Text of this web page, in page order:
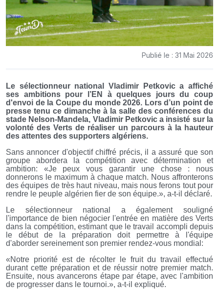
Publié le : 31 Mai 2026
Le sélectionneur national Vladimir Petkovic a affiché
ses ambitions pour l’EN à quelques jours du coup
d'envoi de la Coupe du monde 2026. Lors d’un point de
presse tenu ce dimanche à la salle des conférences du
stade Nelson-Mandela, Vladimir Petkovic a insisté sur la
volonté des Verts de réaliser un parcours à la hauteur
des attentes des supporters algériens.
Sans annoncer d'objectif chiffré précis, il a assuré que son
groupe abordera la compétition avec détermination et
ambition: «Je peux vous garantir une chose : nous
donnerons le maximum à chaque match. Nous affronterons
des équipes de très haut niveau, mais nous ferons tout pour
rendre le peuple algérien fier de son équipe.», a-t-il déclaré.
Le sélectionneur national a également souligné
l'importance de bien négocier l'entrée en matière des Verts
dans la compétition, estimant que le travail accompli depuis
le début de la préparation doit permettre à l'équipe
d'aborder sereinement son premier rendez-vous mondial:
«Notre priorité est de récolter le fruit du travail effectué
durant cette préparation et de réussir notre premier match.
Ensuite, nous avancerons étape par étape, avec l'ambition
de progresser dans le tournoi.», a-t-il expliqué.